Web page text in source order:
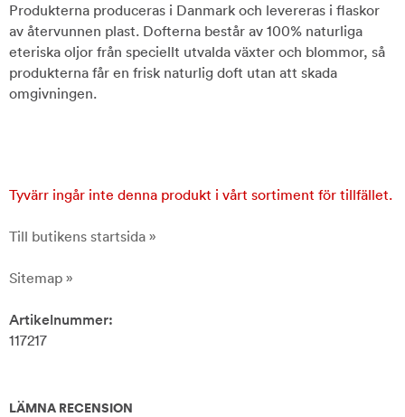
Produkterna produceras i Danmark och levereras i flaskor
av återvunnen plast. Dofterna består av 100% naturliga
eteriska oljor från speciellt utvalda växter och blommor, så
produkterna får en frisk naturlig doft utan att skada
omgivningen.
Tyvärr ingår inte denna produkt i vårt sortiment för tillfället.
Till butikens startsida »
Sitemap »
Artikelnummer:
117217
LÄMNA RECENSION